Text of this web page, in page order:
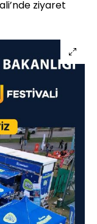
ziyaret